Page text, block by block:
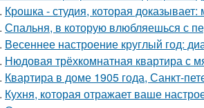
Крошка - студия, которая
Спальня, в которую влюбляешься с
Весеннее настроение круглый год:
Нюдовая трёхкомнатная квартира с
Квартира в доме 1905 года, Санкт-
Кухня, которая отражает ваше